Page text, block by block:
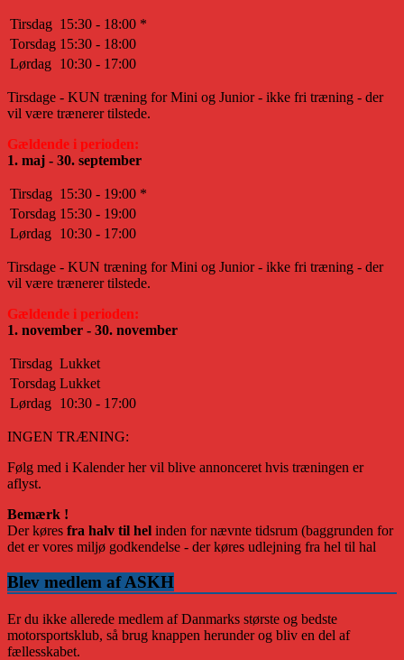
Tirsdag 15:30 - 18:00 *
Torsdag 15:30 - 18:00
Lørdag 10:30 - 17:00
Tirsdage - KUN træning for Mini og Junior - ikke fri træning - der
vil være trænerer tilstede.
Gældende i perioden:
1. maj - 30. september
Tirsdag 15:30 - 19:00 *
Torsdag 15:30 - 19:00
Lørdag 10:30 - 17:00
Tirsdage - KUN træning for Mini og Junior - ikke fri træning - der
vil være trænerer tilstede.
Gældende i perioden:
1. november - 30. november
Tirsdag Lukket
Torsdag Lukket
Lørdag 10:30 - 17:00
INGEN TRÆNING:
Følg med i Kalender her vil blive annonceret hvis træningen er
aflyst.
Bemærk !
Der køres fra halv til hel inden for nævnte tidsrum (baggrunden for
det er vores miljø godkendelse - der køres udlejning fra hel til hal
Blev medlem af ASKH
Er du ikke allerede medlem af Danmarks største og bedste
motorsportsklub, så brug knappen herunder og bliv en del af
fællesskabet.